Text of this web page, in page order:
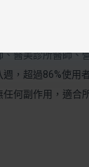
、醫美診所醫師、
，超過86%使用
何副作用，適合